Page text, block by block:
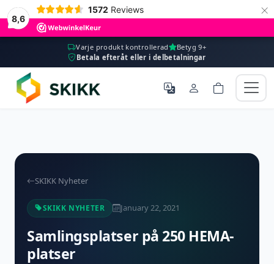
8,6
1572 Reviews ×
Varje produkt kontrollerad
Betyg 9+
Betala efteråt eller i delbetalningar
SKIKK Nyheter
SKIKK NYHETER January 22, 2021
Samlingsplatser på 250 HEMA-
platser